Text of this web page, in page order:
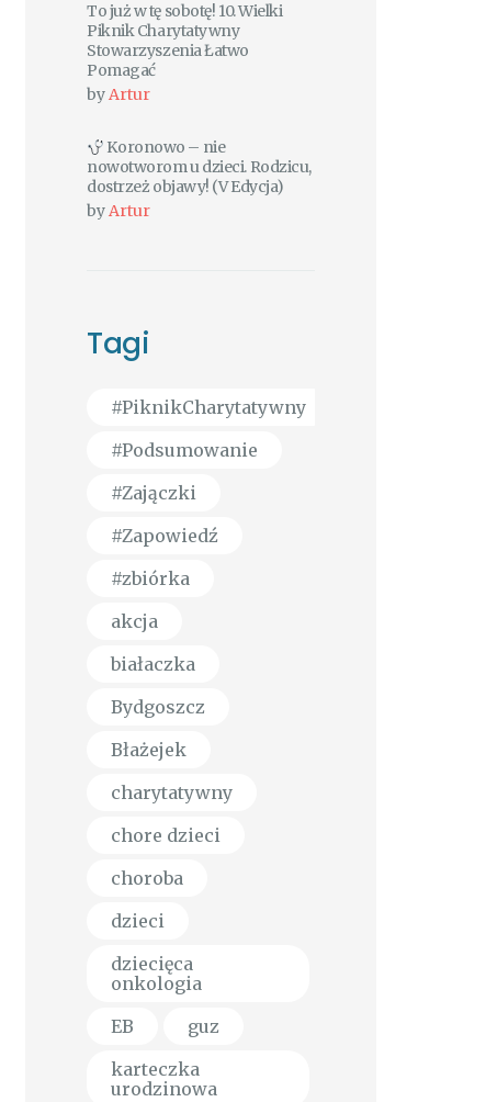
To już w tę sobotę! 10. Wielki
Piknik Charytatywny
Stowarzyszenia Łatwo
Pomagać
byArtur
Koronowo – nie
nowotworom u dzieci. Rodzicu,
dostrzeż objawy! (V Edycja)
byArtur
Tagi
#PiknikCharytatywny
#Podsumowanie
#Zajączki
#Zapowiedź
#zbiórka
akcja
białaczka
Bydgoszcz
Błażejek
charytatywny
chore dzieci
choroba
dzieci
dziecięca
onkologia
EB
guz
karteczka
urodzinowa